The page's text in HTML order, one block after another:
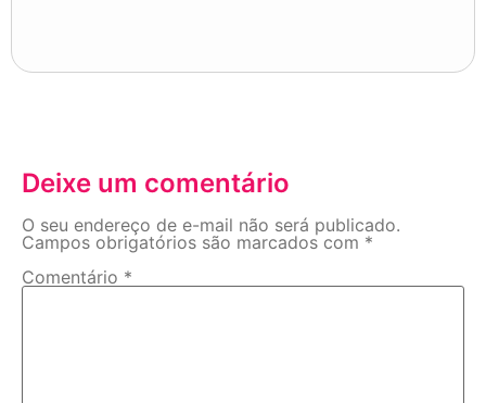
Deixe um comentário
O seu endereço de e-mail não será publicado.
Campos obrigatórios são marcados com *
Comentário *